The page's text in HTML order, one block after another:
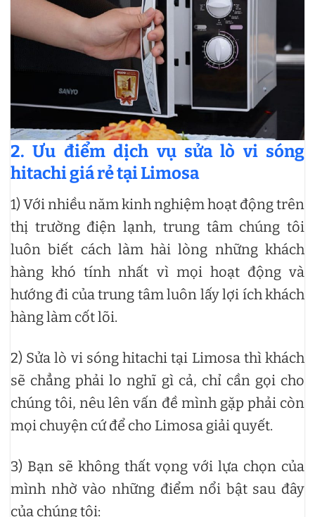
2. Ưu điểm dịch vụ sửa lò vi sóng
hitachi giá rẻ tại Limosa
1) Với nhiều năm kinh nghiệm hoạt động trên
thị trường điện lạnh, trung tâm chúng tôi
luôn biết cách làm hài lòng những khách
hàng khó tính nhất vì mọi hoạt động và
hướng đi của trung tâm luôn lấy lợi ích khách
hàng làm cốt lõi.
2) Sửa lò vi sóng hitachi tại Limosa thì khách
sẽ chẳng phải lo nghĩ gì cả, chỉ cần gọi cho
chúng tôi, nêu lên vấn đề mình gặp phải còn
mọi chuyện cứ để cho Limosa giải quyết.
3) Bạn sẽ không thất vọng với lựa chọn của
mình nhờ vào những điểm nổi bật sau đây
của chúng tôi: